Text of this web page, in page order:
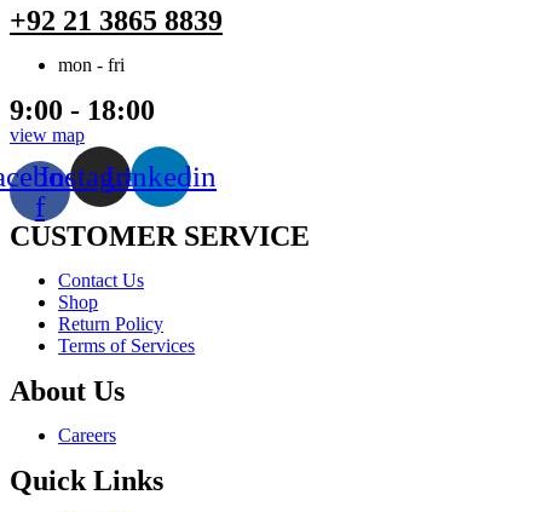
+92 21 3865 8839
mon - fri
9:00 - 18:00
view map
f
InstagramLinkedin
CUSTOMER SERVICE
Menu
Contact Us
Shop
Return Policy
Terms of Services
About Us
Menu Careers
Quick Links